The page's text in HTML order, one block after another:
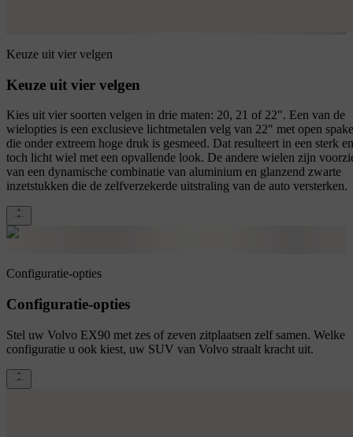
Keuze uit vier velgen
Keuze uit vier velgen
Kies uit vier soorten velgen in drie maten: 20, 21 of 22". Een van de
wielopties is een exclusieve lichtmetalen velg van 22" met open
die onder extreem hoge druk is gesmeed. Dat resulteert in een sterk en
toch licht wiel met een opvallende look. De andere wielen zijn
van een dynamische combinatie van aluminium en glanzend zwarte
inzetstukken die de zelfverzekerde uitstraling van de auto versterken.
Configuratie-opties
Configuratie-opties
Stel uw Volvo EX90 met zes of zeven zitplaatsen zelf samen. Welke
configuratie u ook kiest, uw SUV van Volvo straalt kracht uit.